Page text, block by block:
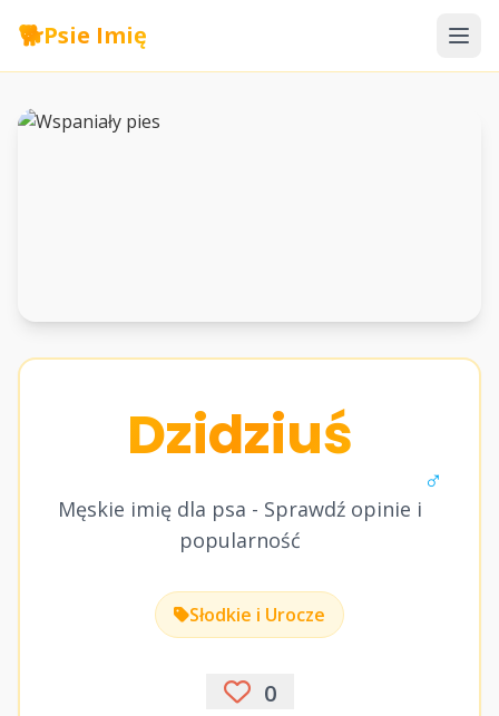
🐕Psie Imię
Dzidziuś
Męskie imię dla psa - Sprawdź opinie i
popularność
♂
Słodkie i Urocze
0